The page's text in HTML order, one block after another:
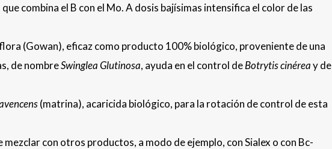
combina el B con el Mo. A dosis bajísimas intensifica el color de las
(Gowan), eficaz como producto 100% biológico, proveniente de una
de nombreSwinglea Glutinosa, ayuda en el control deBotrytiscinéreay de
(matrina), acaricida biológico, para la rotación de control de esta
mezclar con otros productos, a modo de ejemplo, con Sialex o con Bc-